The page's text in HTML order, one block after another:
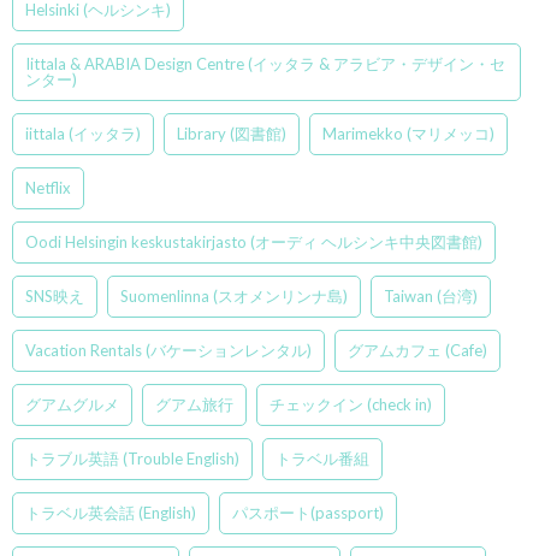
Helsinki (ヘルシンキ)
Iittala & ARABIA Design Centre (イッタラ & アラビア・デザイン・セ
ンター)
iittala (イッタラ) Library (図書館) Marimekko (マリメッコ)
Netflix
Oodi Helsingin keskustakirjasto (オーディ ヘルシンキ中央図書館)
SNS映え Suomenlinna (スオメンリンナ島) Taiwan (台湾)
Vacation Rentals (バケーションレンタル) グアムカフェ (Cafe)
グアムグルメ グアム旅行 チェックイン (check in)
トラブル英語 (Trouble English) トラベル番組
トラベル英会話 (English) パスポート(passport)